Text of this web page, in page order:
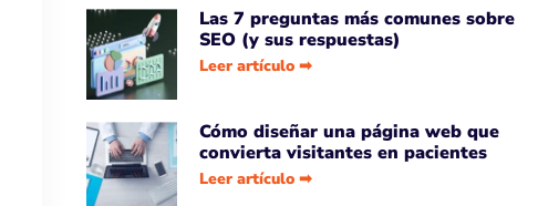
Las 7 preguntas más comunes sobre
SEO (y sus respuestas)
Leer artículo ➡
Cómo diseñar una página web que
convierta visitantes en pacientes
Leer artículo ➡